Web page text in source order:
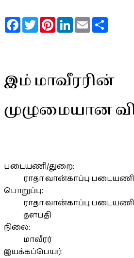
FacebookTwitterPinterestLinkedInEmail
இம் மாவீரரின்
முழுமையான
படையணி/துறை:
ராதா வான்காப்பு படையணி
பொறுப்பு:
ராதா வான்காப்பு
தளபதி
நிலை:
மாவீரர்
இயக்கப்பெயர்: